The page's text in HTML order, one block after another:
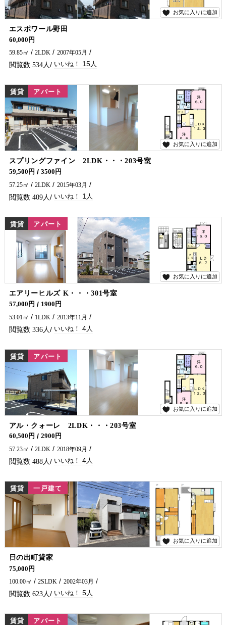
お気に入りに追加
エスポワール野田
人気のカウンターキッチン・鉄筋コンクリート造で防音性・断熱性に優れています♪
60,000円
59.85㎡
2LDK 2007年05月
534 15
お気に入りに追加
賃貸 アパート
スプリングファイン 2LDK・・・203号室
エアコン２台付です♪ アパートをお探しでしたら是非五ヶ瀬不動産へお問合せください🏠✨
59,500円
3500円
57.25㎡
2LDK 2015年03月
409 1
お気に入りに追加
賃貸 アパート
エアリーヒルズ K・・・301号室
3階角部屋です！ 延岡市でアパート・マンションをお探しでしたら五ヶ瀬不動産へお問合せください♪
57,000円
1900円
53.01㎡
1LDK 2013年11月
336 4
お気に入りに追加
賃貸 アパート
アル・クォーレ 2LDK・・・203号室
2018年築、2LDKのお部屋です！
60,500円
2900円
57.23㎡
2LDK 2018年09月
488 4
お気に入りに追加
5
賃貸 一戸建て
日の出町貸家
延岡駅・公園が徒歩圏内にあります♪ うれしい広々ウォークインクローゼット付です(^^)/ 延岡で貸家をお探しなら五ヶ瀬不動産までお問い合わせください♪
75,000円
100.00㎡
2SLDK 2002年03月
623 5
賃貸 アパート